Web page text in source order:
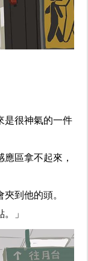
是很神氣的一件
區拿不起來，
到他的頭。
」